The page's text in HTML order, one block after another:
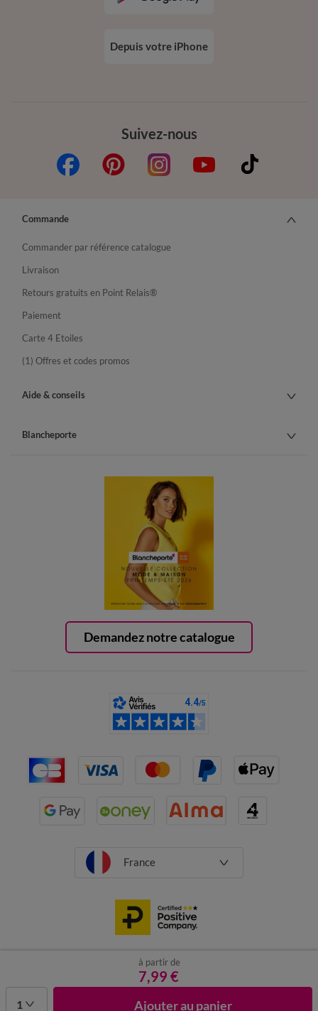
à partir de
7,99 €
1 Ajouter au panier
Suivez-nous
Depuis votre iPhone
Demandez notre catalogue
Commande
Commander par référence catalogue
Livraison
Retours gratuits en Point Relais®
Paiement
Carte 4 Etoiles
(1) Offres et codes promos
Aide & conseils
Blancheporte
France
Données personnelles